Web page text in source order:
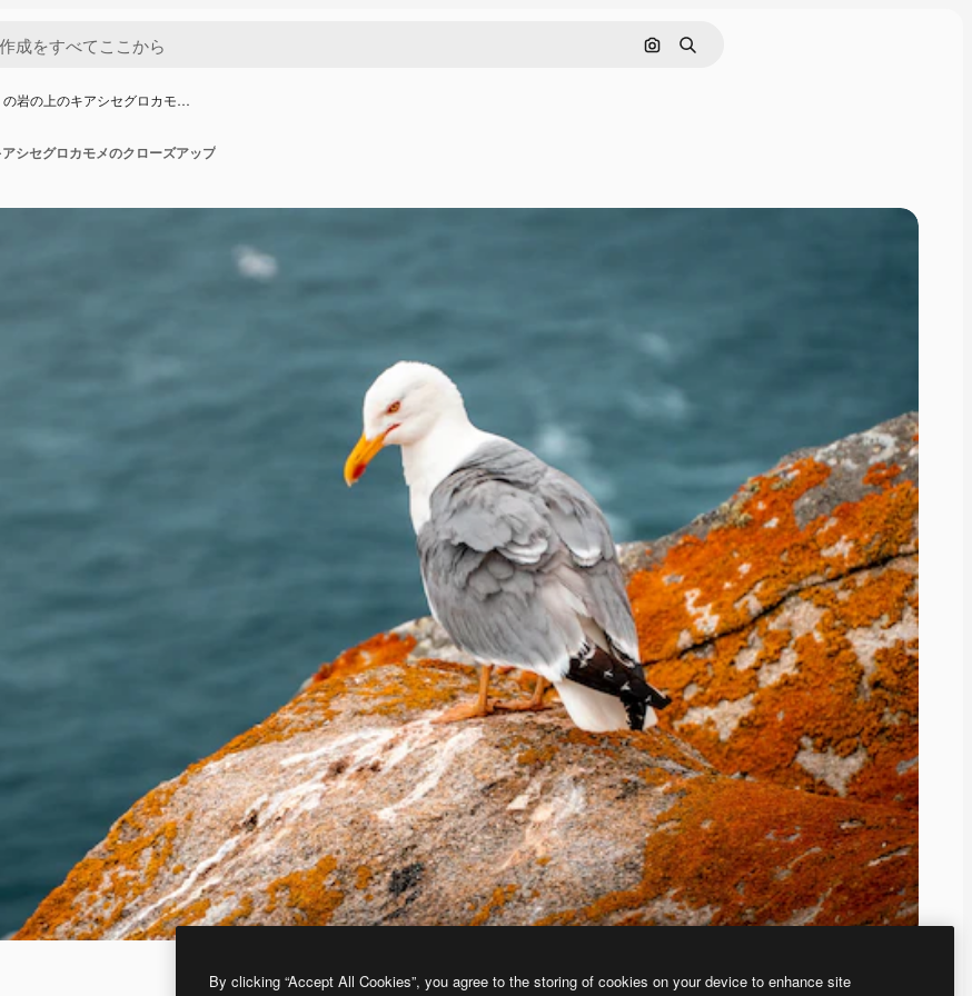
画像で検索
検索
岩の上のキアシセグロカモ…
シセグロカモメのクローズアップ
By clicking “Accept All Cookies”, you agree to the storing of cookies on your device to enhance site